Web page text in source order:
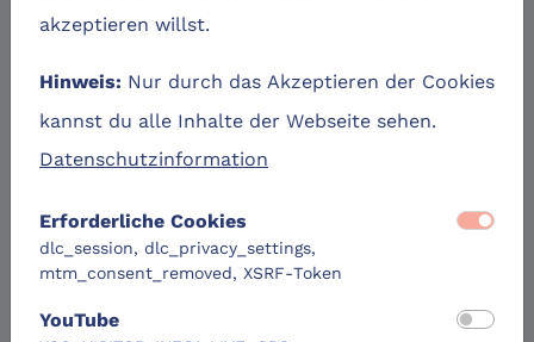
akzeptieren willst.
Hinweis: Nur durch das Akzeptieren der Cookies
kannst du alle Inhalte der Webseite sehen.
Datenschutzinformation
Erforderliche Cookies
dlc_session, dlc_privacy_settings,
mtm_consent_removed, XSRF-Token
YouTube